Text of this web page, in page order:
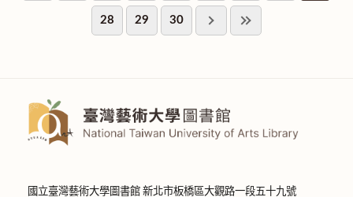
28 29 30
國立臺灣藝術大學圖書館 新北市板橋區大觀路一段五十九號